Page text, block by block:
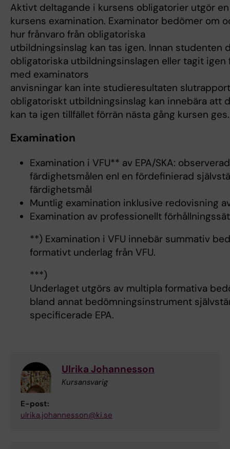
Aktivt deltagande i kursens obligatorier utgör
kursens examination. Examinator bedömer om
hur frånvaro från obligatoriska
utbildningsinslag kan tas igen. Innan studenten
obligatoriska utbildningsinslagen eller tagit igen
med examinators
anvisningar kan inte studieresultaten
obligatoriskt utbildningsinslag kan innebära att
kan ta igen tillfället förrän nästa gång kursen ges.
Examination
Examination i VFU** av EPA/SKA:
färdighetsmålen enl en fördefinierad
färdighetsmål
Muntlig examination inklusive redovisning
Examination av professionellt
**) Examination i VFU innebär summativ
formativt underlag från VFU.
***)
Underlaget utgörs av multipla formativa
bland annat bedömningsinstrument
specificerade EPA.
Ulrika Johannesson
Kursansvarig
E-post:
ulrika.johannesson@ki.se